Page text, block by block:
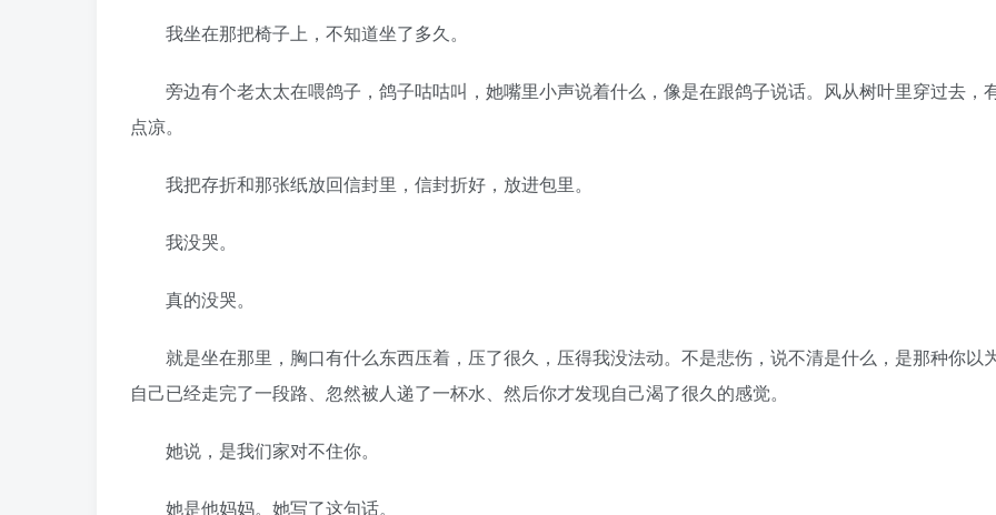
我坐在那把椅子上，不知道坐了多久。
旁边有个老太太在喂鸽子，鸽子咕咕叫，她嘴里小声说着什么，像是在跟鸽子说话。风从树叶里穿过去，
点凉。
我把存折和那张纸放回信封里，信封折好，放进包里。
我没哭。
真的没哭。
就是坐在那里，胸口有什么东西压着，压了很久，压得我没法动。不是悲伤，说不清是什么，是那种你以
自己已经走完了一段路、忽然被人递了一杯水、然后你才发现自己渴了很久的感觉。
她说，是我们家对不住你。
她是他妈妈。她写了这句话。